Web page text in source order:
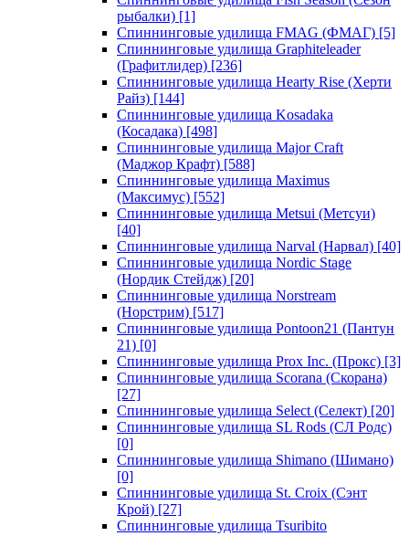
рыбалки) [1]
Спиннинговые удилища FMAG (ФМАГ) [5]
Спиннинговые удилища Graphiteleader
(Графитлидер) [236]
Спиннинговые удилища Hearty Rise (Херти
Райз) [144]
Спиннинговые удилища Kosadaka
(Косадака) [498]
Спиннинговые удилища Major Craft
(Маджор Крафт) [588]
Спиннинговые удилища Maximus
(Максимус) [552]
Спиннинговые удилища Metsui (Метсуи)
[40]
Спиннинговые удилища Narval (Нарвал) [40]
Спиннинговые удилища Nordic Stage
(Нордик Стейдж) [20]
Спиннинговые удилища Norstream
(Норстрим) [517]
Спиннинговые удилища Pontoon21 (Пантун
21) [0]
Спиннинговые удилища Prox Inc. (Прокс) [3]
Спиннинговые удилища Scorana (Скорана)
[27]
Спиннинговые удилища Select (Селект) [20]
Спиннинговые удилища SL Rods (СЛ Родс)
[0]
Спиннинговые удилища Shimano (Шимано)
[0]
Спиннинговые удилища St. Croix (Сэнт
Крой) [27]
Спиннинговые удилища Tsuribito